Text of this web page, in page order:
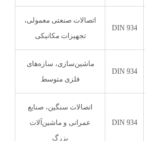
DIN 934
اتصالات صنعتی معمولی،
تجهیزات مکانیکی
DIN 934
ماشین‌سازی، سازه‌های
فلزی متوسط
DIN 934
اتصالات سنگین، صنایع
عمرانی و ماشین‌آلات
بزرگ